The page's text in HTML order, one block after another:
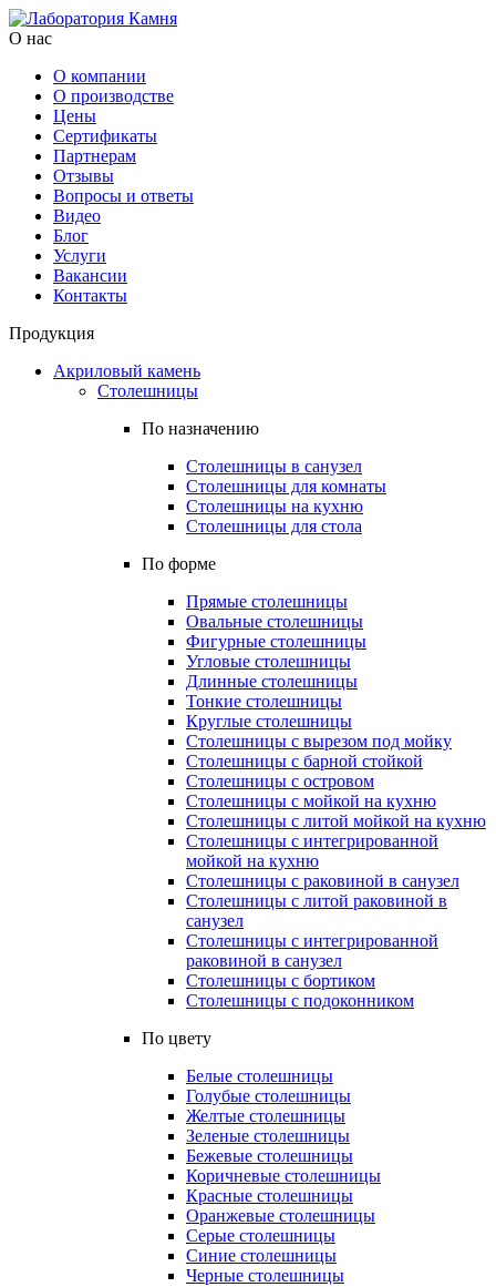
О нас
О компании
О производстве
Цены
Cертификаты
Партнерам
Отзывы
Вопросы и ответы
Видео
Блог
Услуги
Вакансии
Контакты
Продукция
Акриловый камень
Столешницы
По назначению
Столешницы в санузел
Столешницы для комнаты
Столешницы на кухню
Столешницы для стола
По форме
Прямые столешницы
Овальные столешницы
Фигурные столешницы
Угловые столешницы
Длинные столешницы
Тонкие столешницы
Круглые столешницы
Столешницы с вырезом под мойку
Столешницы с барной стойкой
Столешницы с островом
Столешницы с мойкой на кухню
Столешницы с литой мойкой на кухню
Столешницы с интегрированной
мойкой на кухню
Столешницы с раковиной в санузел
Столешницы с литой раковиной в
санузел
Столешницы с интегрированной
раковиной в санузел
Столешницы с бортиком
Столешницы с подоконником
По цвету
Белые столешницы
Голубые столешницы
Желтые столешницы
Зеленые столешницы
Бежевые столешницы
Коричневые столешницы
Красные столешницы
Оранжевые столешницы
Серые столешницы
Синие столешницы
Черные столешницы